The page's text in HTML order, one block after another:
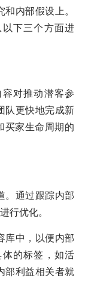
内部假设上。
下三个方面进
对推动潜客参
队更快地完成新
买家生命周期的
。通过跟踪内部
行优化。
库中，以便内部
的标签，如活
部利益相关者就